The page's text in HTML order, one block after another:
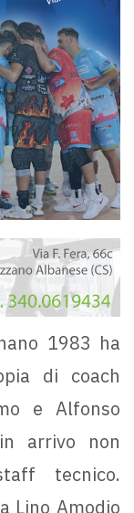
1983 ha
di coach
e Alfonso
arrivo non
tecnico.
Lino Amodio